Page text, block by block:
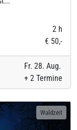
2 h
€ 50,-
Fr. 28. Aug.
+ 2 Termine
Waldzeit